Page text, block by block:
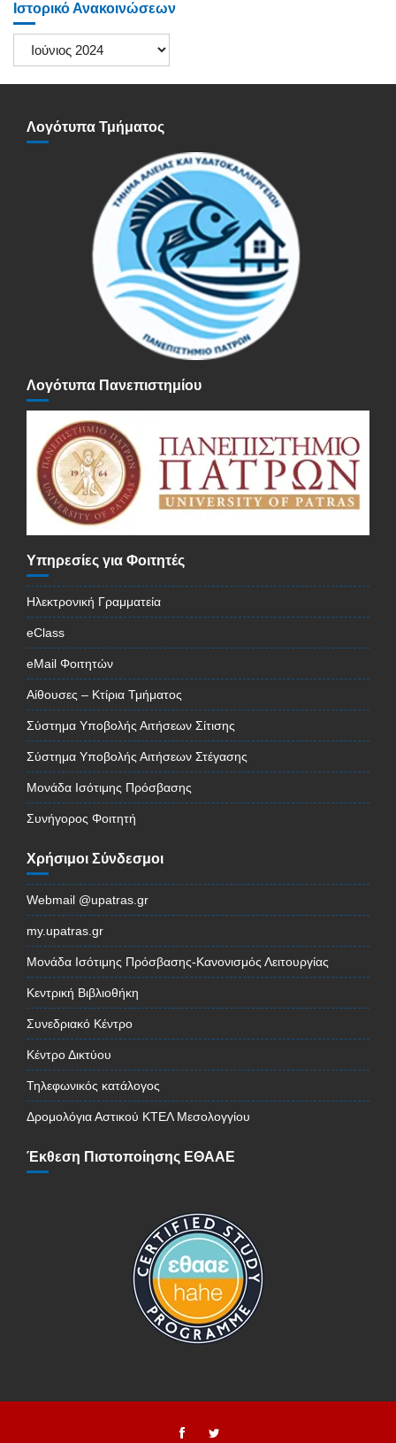
Ιστορικό Ανακοινώσεων
Ιστορικό
Ανακοινώσεων
Λογότυπα Τμήματος
Λογότυπα Πανεπιστημίου
Υπηρεσίες για Φοιτητές
Ηλεκτρονική Γραμματεία
eClass
eMail Φοιτητών
Αίθουσες – Κτίρια Τμήματος
Σύστημα Υποβολής Αιτήσεων Σίτισης
Σύστημα Υποβολής Αιτήσεων Στέγασης
Μονάδα Ισότιμης Πρόσβασης
Συνήγορος Φοιτητή
Χρήσιμοι Σύνδεσμοι
Webmail @upatras.gr
my.upatras.gr
Μονάδα Ισότιμης Πρόσβασης-Κανονισμός Λειτουργίας
Κεντρική Βιβλιοθήκη
Συνεδριακό Κέντρο
Κέντρο Δικτύου
Τηλεφωνικός κατάλογος
Δρομολόγια Αστικού ΚΤΕΛ Μεσολογγίου
Έκθεση Πιστοποίησης ΕΘΑΑΕ